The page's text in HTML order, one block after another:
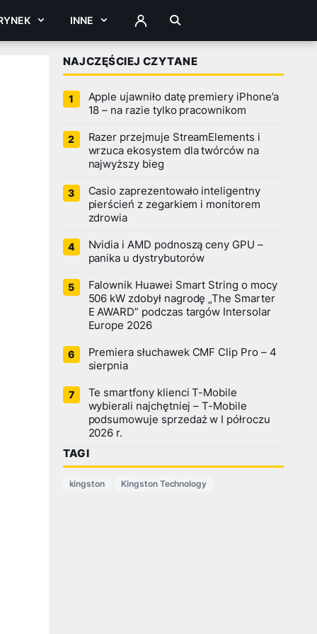
INNE ZALOGUJ
NAJCZĘŚCIEJ CZYTANE
Apple ujawniło datę premiery iPhone’a
18 – na razie tylko pracownikom
Razer przejmuje StreamElements i
wrzuca ekosystem dla twórców na
najwyższy bieg
Casio zaprezentowało inteligentny
pierścień z zegarkiem i monitorem
zdrowia
Nvidia i AMD podnoszą ceny GPU –
panika u dystrybutorów
Falownik Huawei Smart String o mocy
506 kW zdobył nagrodę „The Smarter
E AWARD” podczas targów Intersolar
Europe 2026
Premiera słuchawek CMF Clip Pro – 4
sierpnia
Te smartfony klienci T-Mobile
wybierali najchętniej – T-Mobile
podsumowuje sprzedaż w I półroczu
2026 r.
TAGI
kingston Kingston Technology